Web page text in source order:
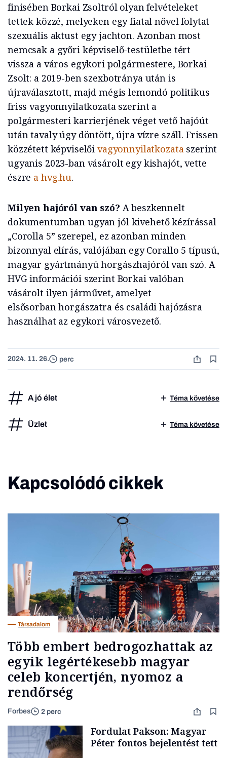
finisében Borkai Zsoltról olyan felvételeket
tettek közzé, melyeken egy fiatal nővel folytat
szexuális aktust egy jachton. Azonban most
nemcsak a győri képviselő-testületbe tért
vissza a város egykori polgármestere, Borkai
Zsolt: a 2019-ben szexbotránya után is
újraválasztott, majd mégis lemondó politikus
friss vagyonnyilatkozata szerint a
polgármesteri karrierjének véget vető hajóút
után tavaly úgy döntött, újra vízre száll. Frissen
közzétett képviselői vagyonnyilatkozataszerint
ugyanis 2023-ban vásárolt egy kishajót, vette
észre a hvg.hu.
Milyen hajóról van szó? A beszkennelt
dokumentumban ugyan jól kivehető kézírással
„Corolla 5” szerepel, ez azonban minden
bizonnyal elírás, valójában egy Corallo 5 típusú,
magyar gyártmányú horgászhajóról van szó. A
HVG információi szerint Borkai valóban
vásárolt ilyen járművet, amelyet
elsősorban horgászatra és családi hajózásra
használhat az egykori városvezető.
2024. 11. 26. perc
A jó élet Téma követése
Üzlet Téma követése
Kapcsolódó cikkek
Társadalom
Több embert bedrogozhattak az
egyik legértékesebb magyar
celeb koncertjén, nyomoz a
rendőrség
Forbes 2 perc
Fordulat Pakson: Magyar
Péter fontos bejelentést tett